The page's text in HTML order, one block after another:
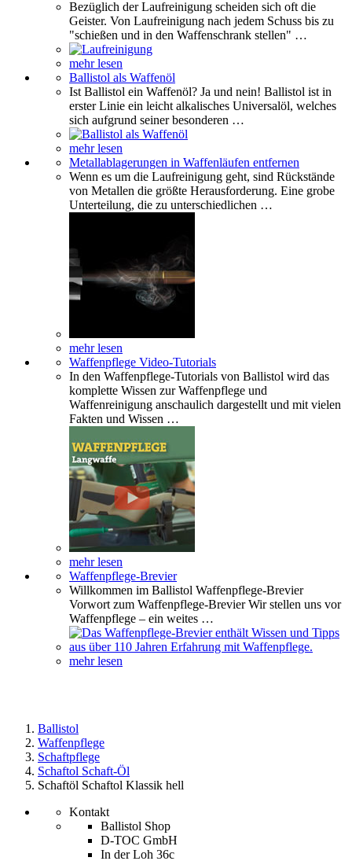
Bezüglich der Laufreinigung scheiden sich oft die
Geister. Von Laufreinigung nach jedem Schuss bis zu
"schießen und in den Waffenschrank stellen" …
mehr lesen
Ballistol als Waffenöl
Ist Ballistol ein Waffenöl? Ja und nein! Ballistol ist in
erster Linie ein leicht alkalisches Universalöl, welches
sich aufgrund seiner besonderen …
mehr lesen
Metallablagerungen in Waffenläufen entfernen
Wenn es um die Laufreinigung geht, sind Rückstände
von Metallen die größte Herausforderung. Eine grobe
Unterteilung, die zu unterschiedlichen …
mehr lesen
Waffenpflege Video-Tutorials
In den Waffenpflege-Tutorials von Ballistol wird das
komplette Wissen zur Waffenpflege und
Waffenreinigung anschaulich dargestellt und mit vielen
Fakten und Wissen …
mehr lesen
Waffenpflege-Brevier
Willkommen im Ballistol Waffenpflege-Brevier
Vorwort zum Waffenpflege-Brevier Wir stellen uns vor
Waffenpflege – ein weites …
mehr lesen
Ballistol
Waffenpflege
Schaftpflege
Schaftol Schaft-Öl
Schaftöl Schaftol Klassik hell
Kontakt
Ballistol Shop
D-TOC GmbH
In der Loh 36c